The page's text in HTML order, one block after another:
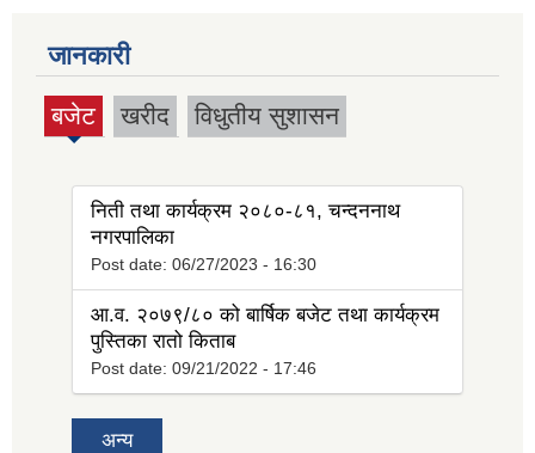
जानकारी
बजेट
(active
खरीद विधुतीय सुशासन
निती तथा कार्यक्रम २०८०-८१, चन्दननाथ
नगरपालिका
Post date: 06/27/2023 - 16:30
आ.व. २०७९/८० को बार्षिक बजेट तथा कार्यक्रम
पुस्तिका रातो किताब
Post date: 09/21/2022 - 17:46
अन्य